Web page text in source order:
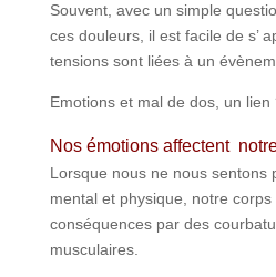
Souvent, avec un simple
ces douleurs, il est facile de s’
tensions sont liées à un
Emotions et mal de dos, un lien
Nos émotions affectent
Lorsque nous ne nous sentons
mental et physique, notre
conséquences par des
musculaires.